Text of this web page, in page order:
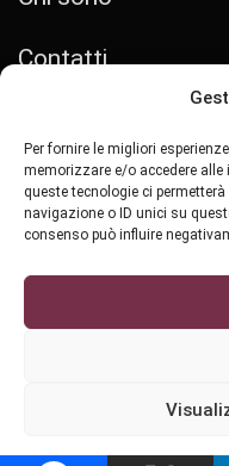
Per fornire le migliori
memorizzare e/o accedere
queste tecnologie ci
navigazione o ID unici su
consenso può influire
Contatti
Cookie Policy (UE)
All Rights